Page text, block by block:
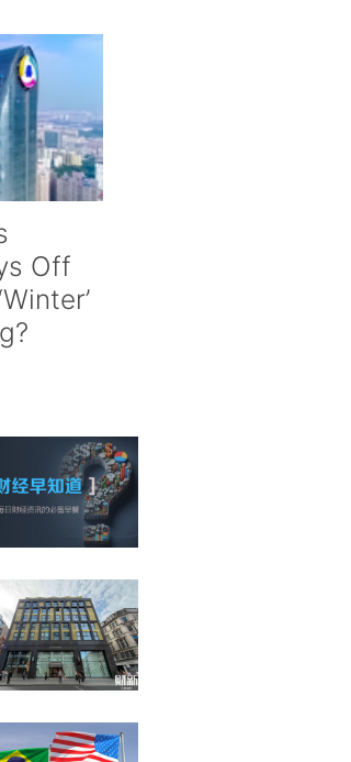
、美国新增
、土耳其增
、意大利新增
例。近期，全
国每日新增确
弹，多项指标
10万例，单
病例激增导致
的封闭隔离措
冠疫情。4月1
。
Off